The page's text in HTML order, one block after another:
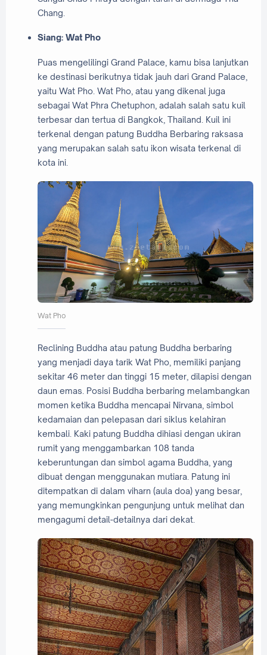
Chang.
Siang: Wat Pho
Puas mengelilingi Grand Palace, kamu bisa lanjutkan
ke destinasi berikutnya tidak jauh dari Grand Palace,
yaitu Wat Pho. Wat Pho, atau yang dikenal juga
sebagai Wat Phra Chetuphon, adalah salah satu kuil
terbesar dan tertua di Bangkok, Thailand. Kuil ini
terkenal dengan patung Buddha Berbaring raksasa
yang merupakan salah satu ikon wisata terkenal di
kota ini.
Wat Pho
Reclining Buddha atau patung Buddha berbaring
yang menjadi daya tarik Wat Pho, memiliki panjang
sekitar 46 meter dan tinggi 15 meter, dilapisi dengan
daun emas. Posisi Buddha berbaring melambangkan
momen ketika Buddha mencapai Nirvana, simbol
kedamaian dan pelepasan dari siklus kelahiran
kembali. Kaki patung Buddha dihiasi dengan ukiran
rumit yang menggambarkan 108 tanda
keberuntungan dan simbol agama Buddha, yang
dibuat dengan menggunakan mutiara. Patung ini
ditempatkan di dalam viharn (aula doa) yang besar,
yang memungkinkan pengunjung untuk melihat dan
mengagumi detail-detailnya dari dekat.